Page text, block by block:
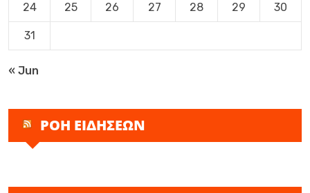
24 25 26 27 28 29 30
31
« Jun
ΡΟΗ ΕΙΔΗΣΕΩΝ